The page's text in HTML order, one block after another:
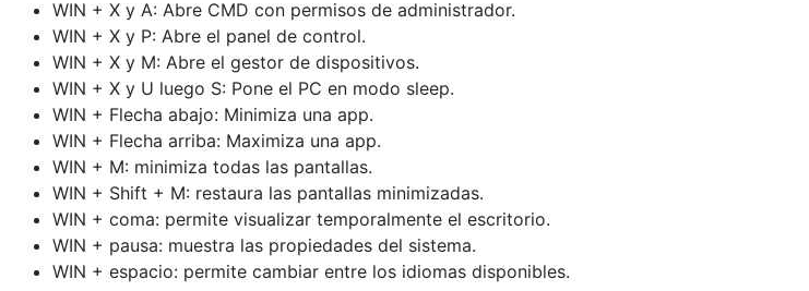
WIN + X y A: Abre CMD con permisos de administrador.
WIN + X y P: Abre el panel de control.
WIN + X y M: Abre el gestor de dispositivos.
WIN + X y U luego S: Pone el PC en modo sleep.
WIN + Flecha abajo: Minimiza una app.
WIN + Flecha arriba: Maximiza una app.
WIN + M: minimiza todas las pantallas.
WIN + Shift + M: restaura las pantallas minimizadas.
WIN + coma: permite visualizar temporalmente el escritorio.
WIN + pausa: muestra las propiedades del sistema.
WIN + espacio: permite cambiar entre los idiomas disponibles.